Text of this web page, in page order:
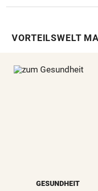
VORTEILSWELT
GESUNDHEIT